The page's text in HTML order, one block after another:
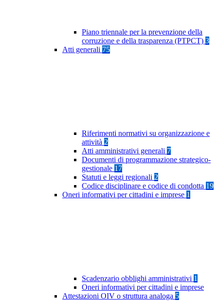
Piano triennale per la prevenzione della
corruzione e della trasparenza (PTPCT) 3
Atti generali 75
Riferimenti normativi su organizzazione e
attività 2
Atti amministrativi generali 7
Documenti di programmazione strategico-
gestionale 17
Statuti e leggi regionali 2
Codice disciplinare e codice di condotta 19
Oneri informativi per cittadini e imprese 1
Scadenzario obblighi amministrativi 1
Oneri informativi per cittadini e imprese
Attestazioni OIV o struttura analoga 5